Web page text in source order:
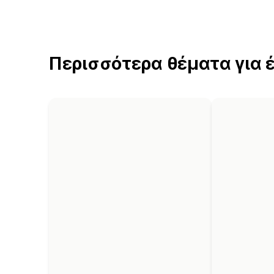
Περισσότερα θέματα για